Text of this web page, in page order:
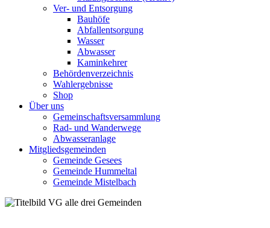
Ver- und Entsorgung
Bauhöfe
Abfallentsorgung
Wasser
Abwasser
Kaminkehrer
Behördenverzeichnis
Wahlergebnisse
Shop
Über uns
Gemeinschaftsversammlung
Rad- und Wanderwege
Abwasseranlage
Mitgliedsgemeinden
Gemeinde Gesees
Gemeinde Hummeltal
Gemeinde Mistelbach